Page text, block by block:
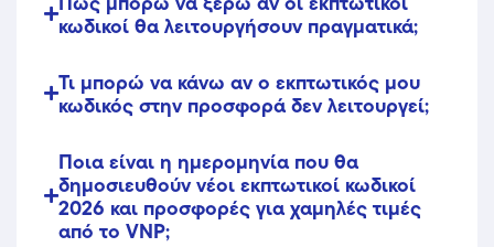
κωδικοί θα λειτουργήσουν πραγματικά;
Τι μπορώ να κάνω αν ο εκπτωτικός μου
κωδικός στην προσφορά δεν λειτουργεί;
Ποια είναι η ημερομηνία που θα
δημοσιευθούν νέοι εκπτωτικοί κωδικοί
2026 και προσφορές για χαμηλές τιμές
από το VNP;